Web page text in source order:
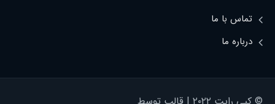
تماس با ما
درباره ما